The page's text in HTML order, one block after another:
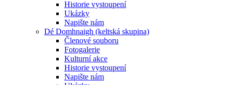
Historie vystoupení
Ukázky
Napište nám
Dé Domhnaigh (keltská skupina)
Členové souboru
Fotogalerie
Kulturní akce
Historie vystoupení
Napište nám